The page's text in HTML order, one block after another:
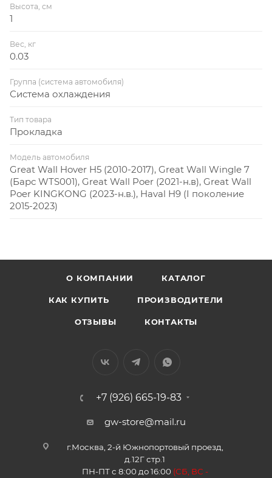
Высота, см
1
Вес, кг
0.03
Группа (система автомобиля)
Система охлаждения
Тип товара
Прокладка
Модель автомобиля
Great Wall Hover H5 (2010-2017), Great Wall Wingle 7
(Барс WTS001), Great Wall Poer (2021-н.в), Great Wall
Poer KINGKONG (2023-н.в.), Haval H9 (I поколение
2015-2023)
О КОМПАНИИ КАТАЛОГ
КАК КУПИТЬ ПРОИЗВОДИТЕЛИ
ОТЗЫВЫ КОНТАКТЫ
+7 (926) 665-19-83
gw-store@mail.ru
г.Москва, 2-й Южнопортовый проезд,
д.12Г стр.1
ПН-ПТ с 8:00 до 16:00 (СБ, ВС -